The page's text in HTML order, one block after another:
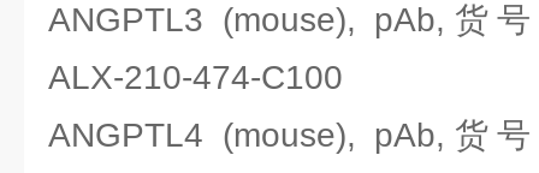
ANGPTL3 (mouse), pAb,货
ALX-210-474-C100
ANGPTL4 (mouse), pAb,货